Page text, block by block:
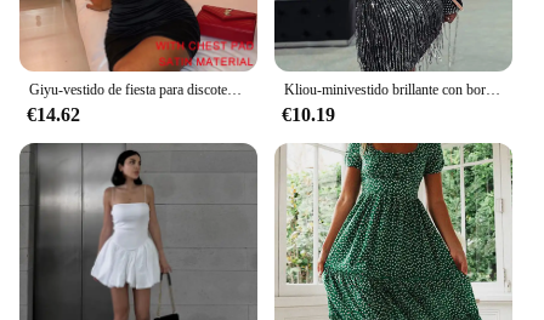
Giyu-vestido de fiesta para discoteca para mujer, vestido Sexy ajustado con purpurina sin tirantes, Mini bata corta para graduación, Vestidos negros fruncidos elegantes de verano 2024
€14.62
Kliou-minivestido brillante con borlas y retales para mujer, Vestido ajustado con cuello Halter, impresionante Vestido ajustado sin mangas con espalda descubierta, ropa de fiesta para discoteca
€10.19